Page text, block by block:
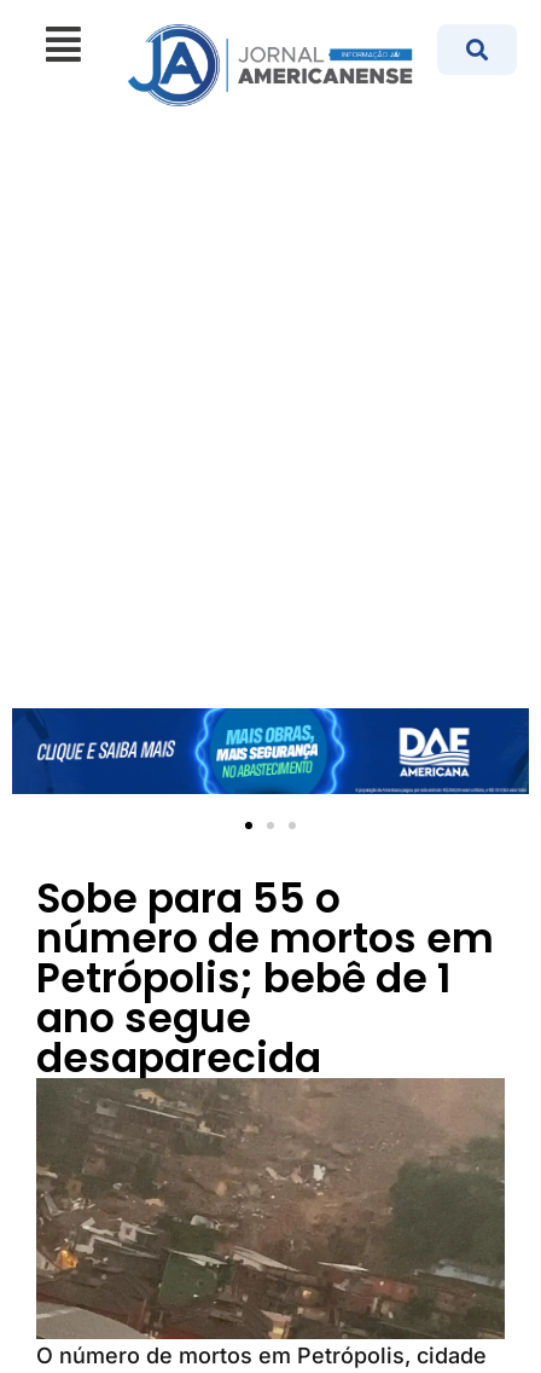
Sobe para 55 o
número de mortos em
Petrópolis; bebê de 1
ano segue
desaparecida
O número de mortos em Petrópolis, cidade